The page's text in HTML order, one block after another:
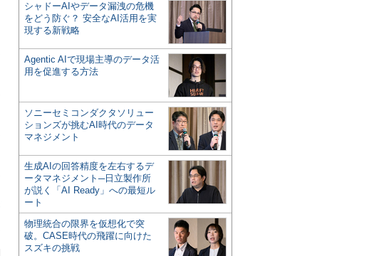
シャドーAIやデータ漏洩の危機
をどう防ぐ？ 安全なAI活用を実
現する新戦略
Agentic AIで現場主導のデータ活
用を促進する方法
ソニーセミコンダクタソリュー
ションズが挑むAI時代のデータ
マネジメント
生成AIの回答精度を左右するデ
ータマネジメント─日立製作所
が説く「AI Ready」への最短ル
ート
物理統合の限界を仮想化で突
破。CASE時代の飛躍に向けた
スズキの挑戦